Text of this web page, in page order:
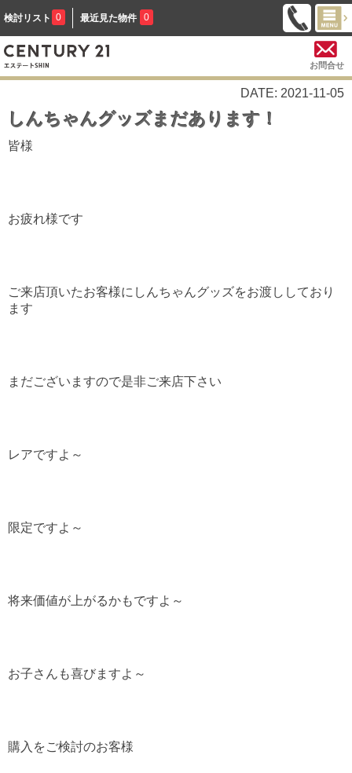
検討リスト 0 最近見た物件 0
お問合せ
DATE: 2021-11-05
しんちゃんグッズまだあります！
皆様
お疲れ様です
ご来店頂いたお客様にしんちゃんグッズをお渡ししており
ます
まだございますので是非ご来店下さい
レアですよ～
限定ですよ～
将来価値が上がるかもですよ～
お子さんも喜びますよ～
購入をご検討のお客様